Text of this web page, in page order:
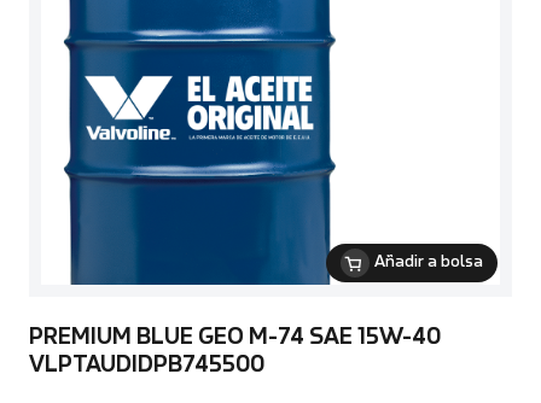
Añadir a bolsa
PREMIUM BLUE GEO M-74 SAE 15W-40
VLPTAUDIDPB745500